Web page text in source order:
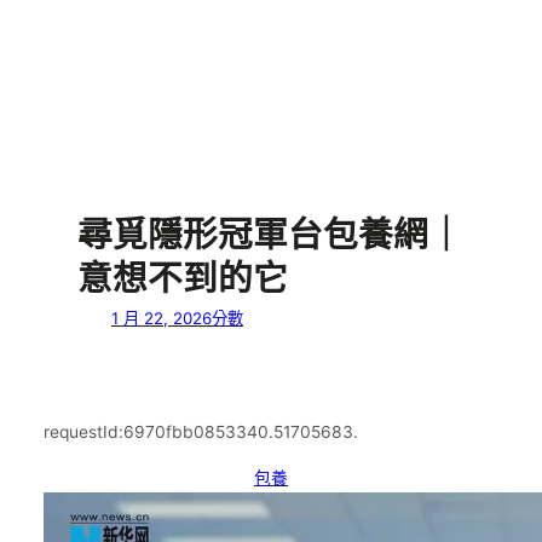
尋覓隱形冠軍台包養網｜
意想不到的它
1 月 22, 2026分數
requestId:6970fbb0853340.51705683.
包養